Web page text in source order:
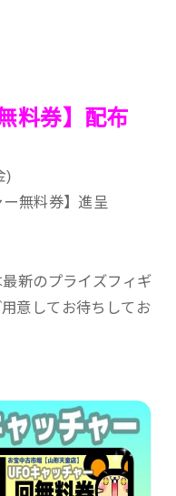
料券】配布
)
無料券】進呈
新のプライズフィギ
意してお待ちしてお